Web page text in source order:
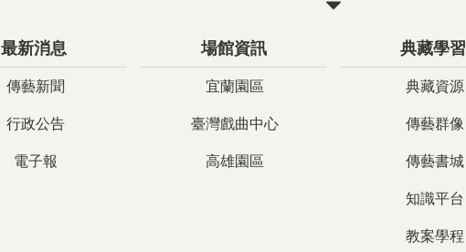
最新消息
傳藝新聞
行政公告
電子報
場館資訊
宜蘭園區
臺灣戲曲中心
高雄園區
典藏學習
典藏資源
傳藝群像
傳藝書城
知識平台
教案學程